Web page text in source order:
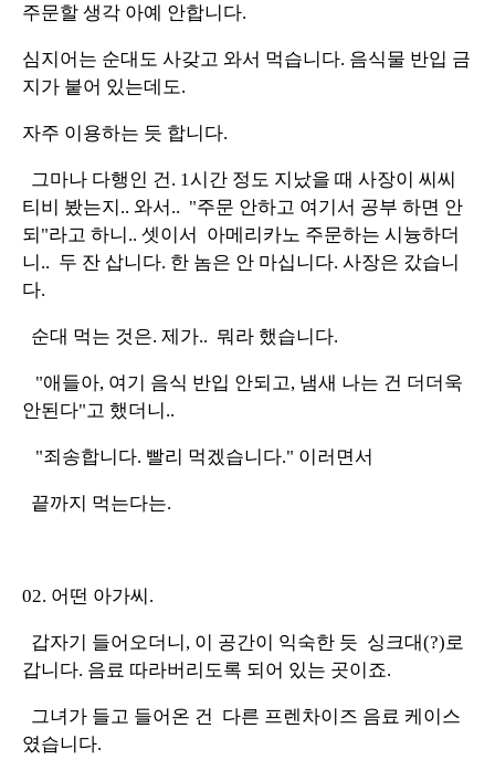
주문할 생각 아예 안합니다.
심지어는 순대도 사갖고 와서 먹습니다. 음식물 반입 금
지가 붙어 있는데도.
자주 이용하는 듯 합니다.
그마나 다행인 건. 1시간 정도 지났을 때 사장이 씨씨
티비 봤는지.. 와서.. "주문 안하고 여기서 공부 하면 안
되"라고 하니.. 셋이서 아메리카노 주문하는 시늉하더
니.. 두 잔 삽니다. 한 놈은 안 마십니다. 사장은 갔습니
다.
순대 먹는 것은. 제가.. 뭐라 했습니다.
"애들아, 여기 음식 반입 안되고, 냄새 나는 건 더더욱
안된다"고 했더니..
"죄송합니다. 빨리 먹겠습니다." 이러면서
끝까지 먹는다는.
02. 어떤 아가씨.
갑자기 들어오더니, 이 공간이 익숙한 듯 싱크대(?)로
갑니다. 음료 따라버리도록 되어 있는 곳이죠.
그녀가 들고 들어온 건 다른 프렌차이즈 음료 케이스
였습니다.